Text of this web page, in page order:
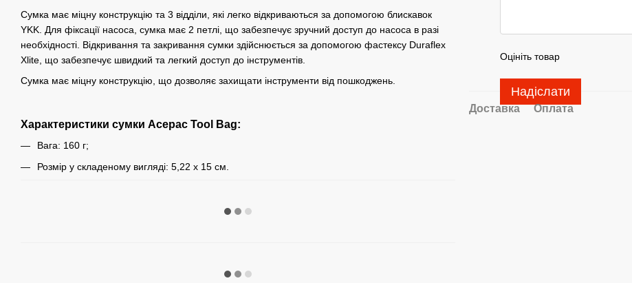
Сумка має міцну конструкцію та 3 відділи, які легко відкриваються за допомогою блискавок
YKK. Для фіксації насоса, сумка має 2 петлі, що забезпечує зручний доступ до насоса в разі
необхідності. Відкривання та закривання сумки здійснюється за допомогою фастексу Duraflex
Xlite, що забезпечує швидкий та легкий доступ до інструментів.
Сумка має міцну конструкцію, що дозволяє захищати інструменти від пошкоджень.
Характеристики сумки Acepac Tool Bag:
Вага: 160 г;
Розмір у складеному вигляді: 5,22 х 15 см.
Оцініть товар
Надіслати
Доставка Оплата